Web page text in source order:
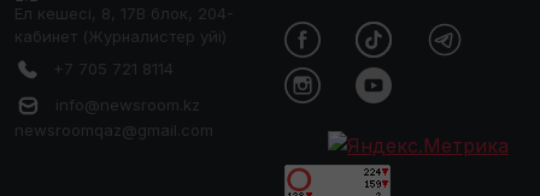
Ел кешесі, 8, 17В блок, 204-
кабинет (Журналистер уйі)
+7 705 721 8114
info@newsroom.kz
newsroomqaz@gmail.com